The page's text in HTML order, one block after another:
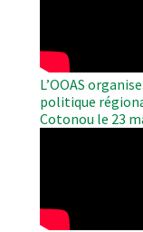
L’OOAS
politique
Cotonou le 23